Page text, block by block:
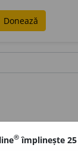
Donează
® împlinește 25